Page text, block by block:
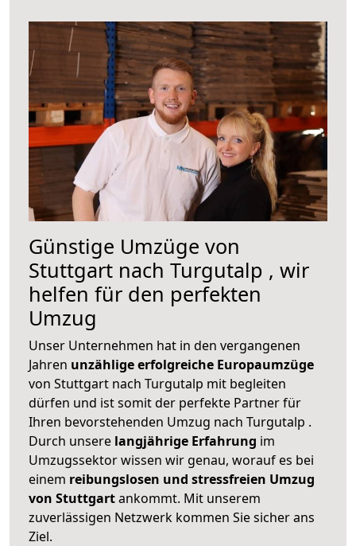
Günstige Umzüge von
Stuttgart nach Turgutalp , wir
helfen für den perfekten
Umzug
Unser Unternehmen hat in den vergangenen
Jahren unzählige erfolgreiche Europaumzüge
von Stuttgart nach Turgutalp mit begleiten
dürfen und ist somit der perfekte Partner für
Ihren bevorstehenden Umzug nach Turgutalp .
Durch unsere langjährige Erfahrung im
Umzugssektor wissen wir genau, worauf es bei
einem reibungslosen und stressfreien Umzug
von Stuttgartankommt. Mit unserem
zuverlässigen Netzwerk kommen Sie sicher ans
Ziel.